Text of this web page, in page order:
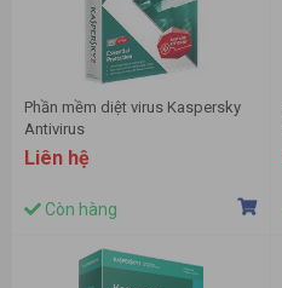
Phần mềm diệt virus Kaspersky
Antivirus
Liên hệ
Còn hàng